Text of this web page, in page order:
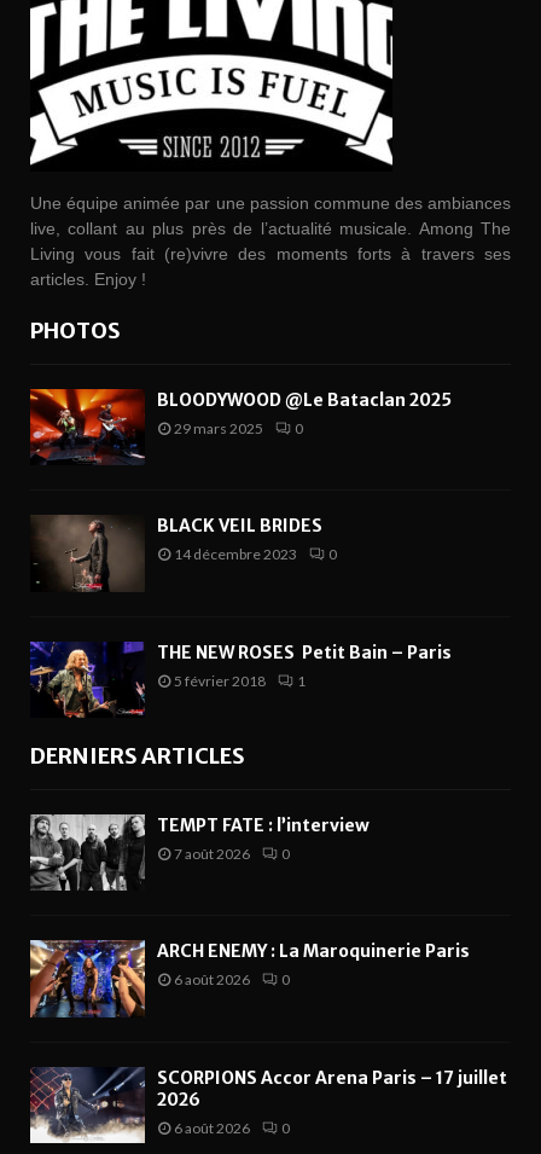
Une équipe animée par une passion commune des ambiances
live, collant au plus près de l’actualité musicale. Among The
Living vous fait (re)vivre des moments forts à travers ses
articles. Enjoy !
PHOTOS
BLOODYWOOD @Le Bataclan 2025
29 mars 2025 0
BLACK VEIL BRIDES
14 décembre 2023 0
THE NEW ROSES Petit Bain – Paris
5 février 2018 1
DERNIERS ARTICLES
TEMPT FATE : l’interview
7 août 2026 0
ARCH ENEMY : La Maroquinerie Paris
6 août 2026 0
SCORPIONS Accor Arena Paris – 17 juillet
2026
6 août 2026 0